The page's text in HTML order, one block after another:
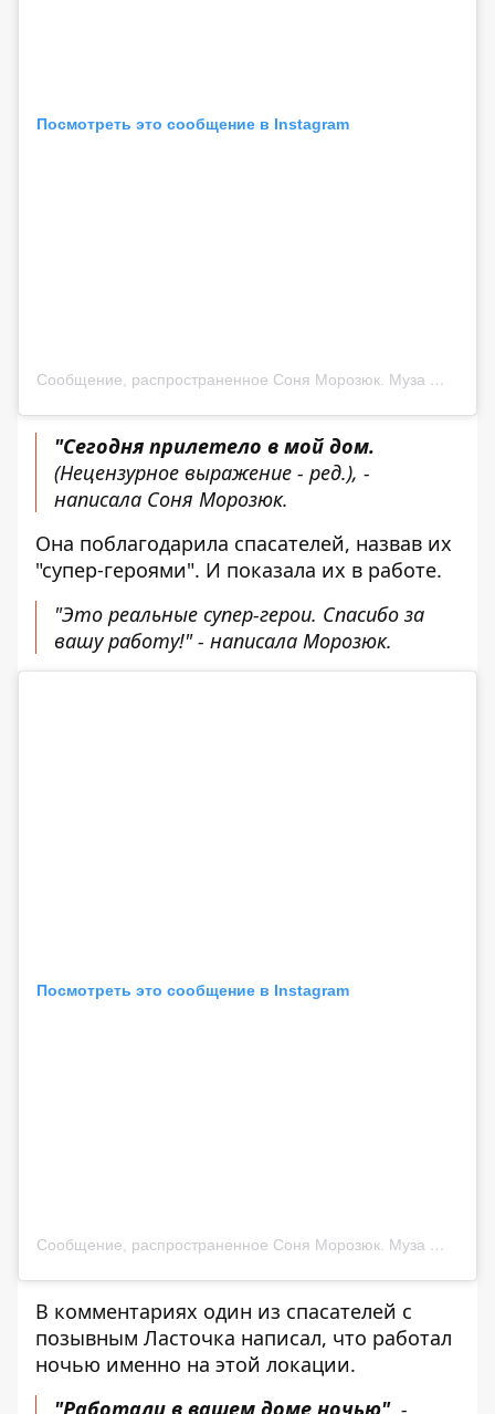
Посмотреть это сообщение в Instagram
Сообщение, распространенное Соня Морозюк. Муза 😛 (@sonya.moroziuk)
"Сегодня прилетело в мой дом.
(Нецензурное выражение - ред.), -
написала Соня Морозюк.
Она поблагодарила спасателей, назвав их
"супер-героями". И показала их в работе.
"Это реальные супер-герои. Спасибо за
вашу работу!" - написала Морозюк.
Посмотреть это сообщение в Instagram
Сообщение, распространенное Соня Морозюк. Муза 😛 (@sonya.moroziuk)
В комментариях один из спасателей с
позывным Ласточка написал, что работал
ночью именно на этой локации.